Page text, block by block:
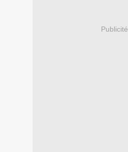
Publicité